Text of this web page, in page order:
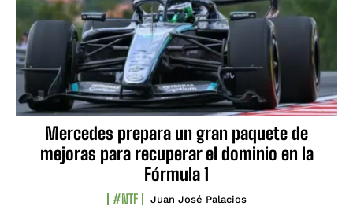
Mercedes prepara un gran paquete de
mejoras para recuperar el dominio en la
Fórmula 1
#NTF Juan José Palacios